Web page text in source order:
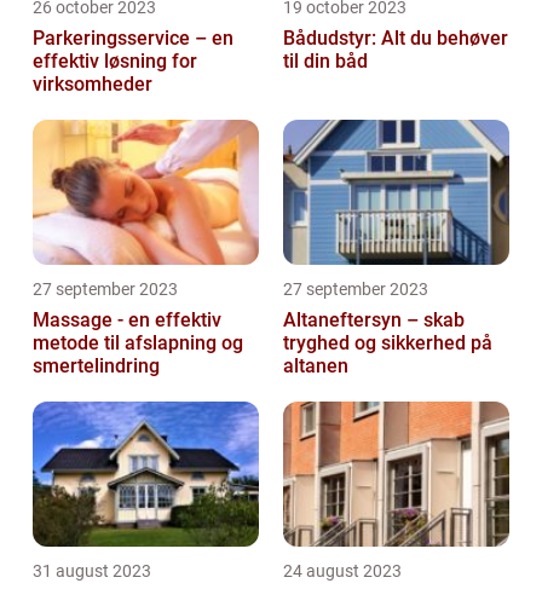
26 october 2023
Parkeringsservice – en
effektiv løsning for
virksomheder
19 october 2023
Bådudstyr: Alt du behøver
til din båd
27 september 2023
Massage - en effektiv
metode til afslapning og
smertelindring
27 september 2023
Altaneftersyn – skab
tryghed og sikkerhed på
altanen
31 august 2023 24 august 2023